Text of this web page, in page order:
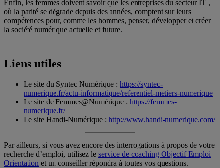
Enfin, les femmes doivent savoir que les entreprises du secteur IT ,
où la parité se dégrade depuis des années, comptent sur leurs
compétences pour, comme les hommes, penser, développer et créer
la société numérique actuelle et future.
Liens utiles
Le site du Syntec Numérique : https://syntec-
numerique.fr/actu-informatique/referentiel-metiers-numerique
Le site de Femmes@Numérique : https://femmes-
numerique.fr/
Le site Handi-Numérique : http://www.handi-numerique.com/
Par ailleurs, si vous avez encore des interrogations à propos de votre
recherche d’emploi, utilisez le service de coaching Objectif Emploi
Orientation et un conseiller répondra à toutes vos questions.